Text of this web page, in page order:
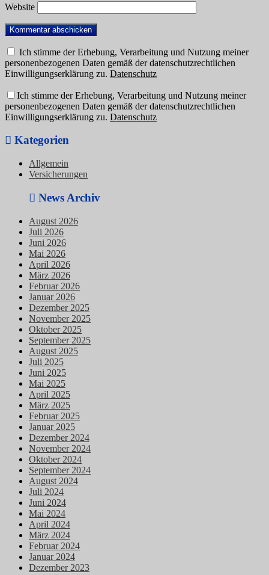
Website
Ich stimme der Erhebung, Verarbeitung und Nutzung meiner
personenbezogenen Daten gemäß der datenschutzrechtlichen
Einwilligungserklärung zu. Datenschutz
Ich stimme der Erhebung, Verarbeitung und Nutzung meiner
personenbezogenen Daten gemäß der datenschutzrechtlichen
Einwilligungserklärung zu. Datenschutz
Kategorien
Allgemein
Versicherungen
News Archiv
August 2026
Juli 2026
Juni 2026
Mai 2026
April 2026
März 2026
Februar 2026
Januar 2026
Dezember 2025
November 2025
Oktober 2025
September 2025
August 2025
Juli 2025
Juni 2025
Mai 2025
April 2025
März 2025
Februar 2025
Januar 2025
Dezember 2024
November 2024
Oktober 2024
September 2024
August 2024
Juli 2024
Juni 2024
Mai 2024
April 2024
März 2024
Februar 2024
Januar 2024
Dezember 2023